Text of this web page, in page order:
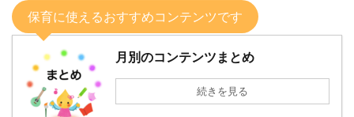
保育に使えるおすすめコンテンツです
月別のコンテンツまとめ
続きを見る